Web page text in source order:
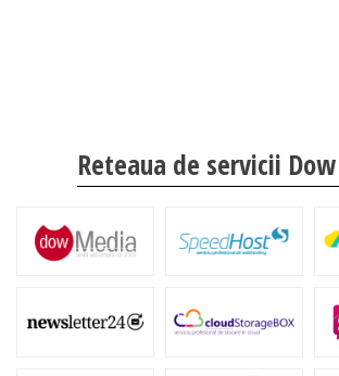
Reteaua de servicii